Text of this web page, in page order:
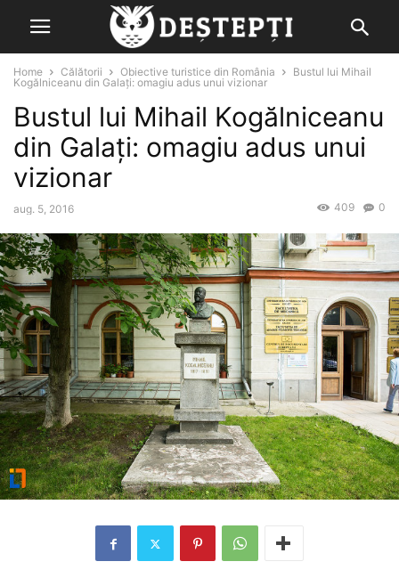
Home Călătorii Obiective turistice din România
Bustul lui Mihail
Kogălniceanu din Galați: omagiu adus unui vizionar
Bustul lui Mihail Kogălniceanu
din Galați: omagiu adus unui
vizionar
aug. 5, 2016 0
409